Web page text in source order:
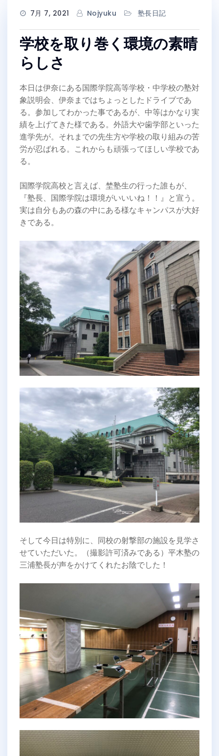
7月 7, 2021 Nojyuku 塾長日記
学校を取り巻く環境の素晴
らしさ
本日は伊奈にある国際学院高等学校・中学校の塾対
象説明会、伊奈まではちょっとしたドライブであ
る。参加してわかった事であるが、中等はかなり実
績を上げてきた様である。外語大や歯学部といった
進学先が。それまでの先生方や学校の取り組みの苦
労が忍ばれる。これからも頑張ってほしい学校であ
る。
国際学院高校と言えば、埜塾生の行った誰もが、
『塾長、国際学院は環境がいいいね！！』と宣う。
実は自分もあの森の中にある様なキャンパスが大好
きである。
そして今日は特別に、同校の射撃部の施設を見学さ
せていただいた。（撮影許可済みである）平木塾の
三浦塾長が声をかけてくれたお陰でした！